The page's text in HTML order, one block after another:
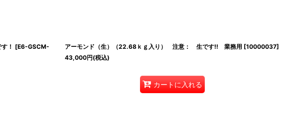
！ [E6-GSCM-
アーモンド（生）（22.68ｋｇ入り） 注意： 生です!! 業務用 [10000037]
43,000円(税込)
カートに入れる